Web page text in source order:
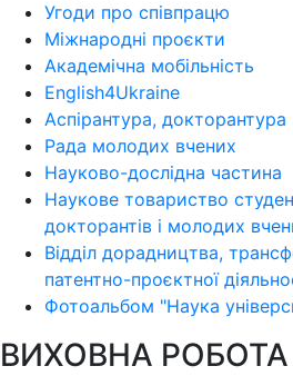
Угоди про співпрацю
Міжнародні проєкти
Академічна мобільність
English4Ukraine
Аспірантура, докторантура
Рада молодих вчених
Науково-дослідна частина
Наукове товариство
докторантів і молодих
Відділ дорадництва,
патентно-проєктної
Фотоальбом "Наука
ВИХОВНА РОБОТА